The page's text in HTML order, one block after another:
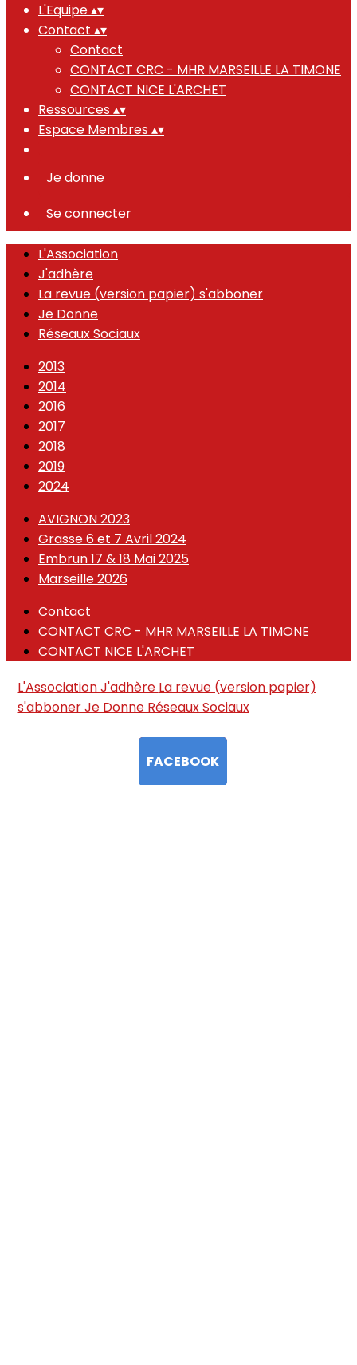
L'Equipe▴▾
Contact ▴▾
Contact
CONTACT CRC - MHR MARSEILLE LA TIMONE
CONTACT NICE L'ARCHET
Ressources ▴▾
Espace Membres ▴▾
Je donne
Se connecter
L'Association
J'adhère
La revue (version papier) s'abboner
Je Donne
Réseaux Sociaux
2013
2014
2016
2017
2018
2019
2024
AVIGNON 2023
Grasse 6 et 7 Avril 2024
Embrun 17 & 18 Mai 2025
Marseille 2026
Contact
CONTACT CRC - MHR MARSEILLE LA TIMONE
CONTACT NICE L'ARCHET
L'AssociationJ'adhère La revue (version papier)
s'abbonerJe Donne Réseaux Sociaux
FACEBOOK